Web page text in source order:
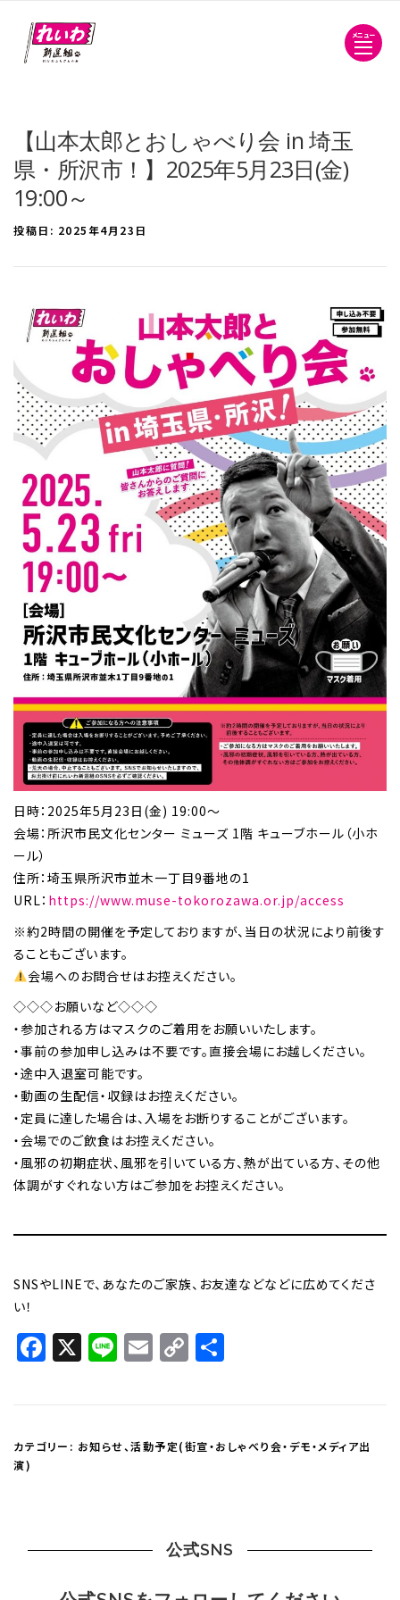
メニュー
【山本太郎とおしゃべり会 in 埼玉
県・所沢市！】2025年5月23日(金)
19:00～
投稿日: 2025年4月23日
日時：2025年5月23日(金) 19:00～
会場：所沢市民文化センター ミューズ 1階 キューブホール（小ホ
ール）
住所：埼玉県所沢市並木一丁目9番地の1
URL： https://www.muse-tokorozawa.or.jp/access
※約2時間の開催を予定しておりますが、当日の状況により前後す
ることもございます。
会場へのお問合せはお控えください。
◇◇◇お願いなど◇◇◇
・参加される方はマスクのご着用をお願いいたします。
・事前の参加申し込みは不要です。直接会場にお越しください。
・途中入退室可能です。
・動画の生配信・収録はお控えください。
・定員に達した場合は、入場をお断りすることがございます。
・会場でのご飲食はお控えください。
・風邪の初期症状、風邪を引いている方、熱が出ている方、その他
体調がすぐれない方はご参加をお控えください。
SNSやLINEで、あなたのご家族、お友達などなどに広めてくださ
い！
Facebook
X LineEmail
Copy
カテゴリー: お知らせ、活動予定(街宣・おしゃべり会・デモ・メディア出
演)
公式SNS